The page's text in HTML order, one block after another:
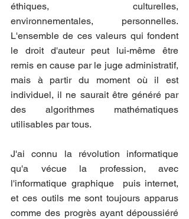
éthiques, culturelles,
environnementales, personnelles.
L'ensemble de ces valeurs qui fondent
le droit d'auteur peut lui-même être
remis en cause par le juge administratif,
mais à partir du moment où il est
individuel, il ne saurait être généré par
des algorithmes mathématiques
utilisables par tous.
J'ai connu la révolution informatique
qu'a vécue la profession, avec
l'informatique graphique  puis internet,
et ces outils me sont toujours apparus
comme des progrès ayant dépoussiéré